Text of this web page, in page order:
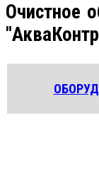
Очистное